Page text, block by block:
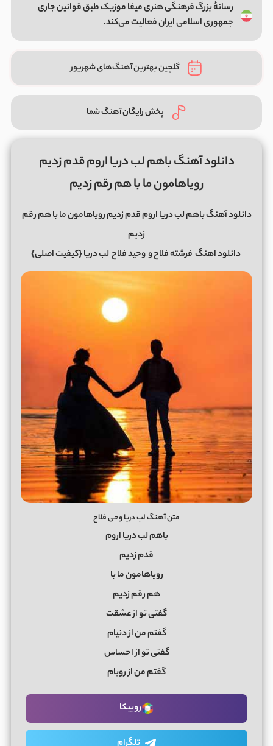
رسانهٔ بزرگ فرهنگی هنری میفا موزیک طبق قوانین جاری
جمهوری اسلامی ایران فعالیت می‌کند.
گلچین بهترین آهنگ‌های شهریور
پخش رایگان آهنگ شما
دانلود آهنگ باهم لب دریا اروم قدم زدیم
رویاهامون ما با هم رقم زدیم
دانلود آهنگ باهم لب دریا اروم قدم زدیم رویاهامون ما با هم رقم
زدیم
دانلود اهنگ فرشته فلاح ووحید فلاح لب دریا {کیفیت اصلی}
متن آهنگ لب دریا وحی فلاح
باهم لب دریا اروم
قدم زدیم
رویاهامون ما با
هم رقم زدیم
گفتی تو از عشقت
گفتم من از دنیام
گفتی تو از احساس
گفتم من از رویام
روبیکا